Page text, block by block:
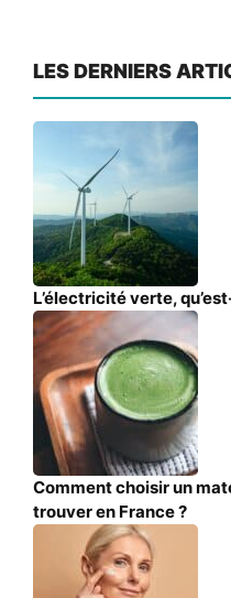
LES DERNIERS
L’électricité verte,
Comment choisir un
trouver en France ?